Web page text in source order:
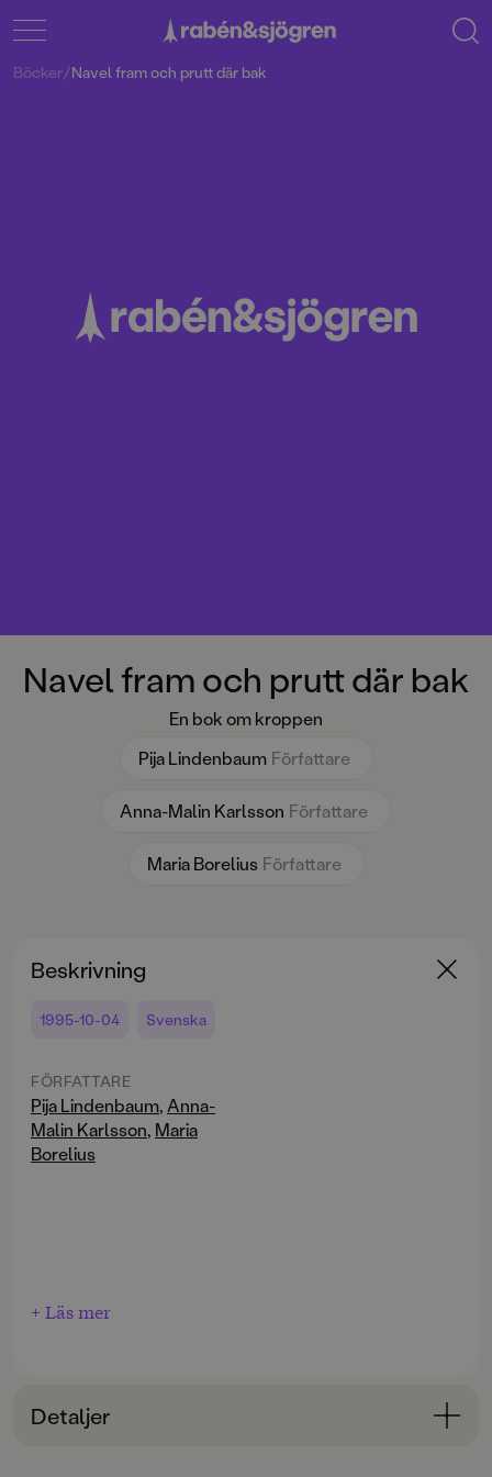
Navel fram och prutt där bak
En bok om kroppen
Pija Lindenbaum Författare
Anna-Malin Karlsson Författare
Maria Borelius Författare
Böcker/Navel fram och prutt där bak
Beskrivning
1995-10-04 Svenska
FÖRFATTARE
Pija Lindenbaum,Anna-
Malin Karlsson, Maria
Borelius
+ Läs mer
Detaljer